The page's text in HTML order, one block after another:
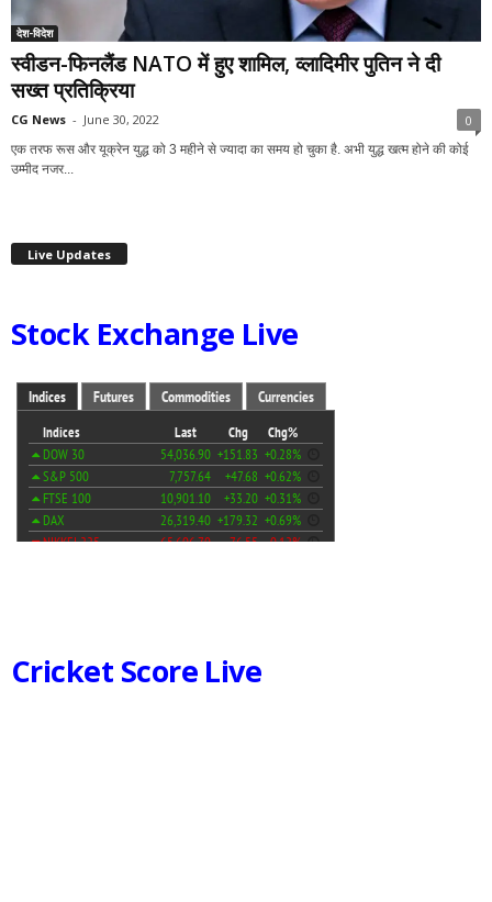
देश-विदेश
स्वीडन-फिनलैंड NATO में हुए शामिल, व्लादिमीर पुतिन ने दी
सख्त प्रतिक्रिया
CG News - June 30, 2022 0
एक तरफ रूस और यूक्रेन युद्ध को 3 महीने से ज्यादा का समय हो चुका है. अभी युद्ध खत्म होने की कोई
उम्मीद नजर...
Live Updates
Stock Exchange Live
Cricket Score Live